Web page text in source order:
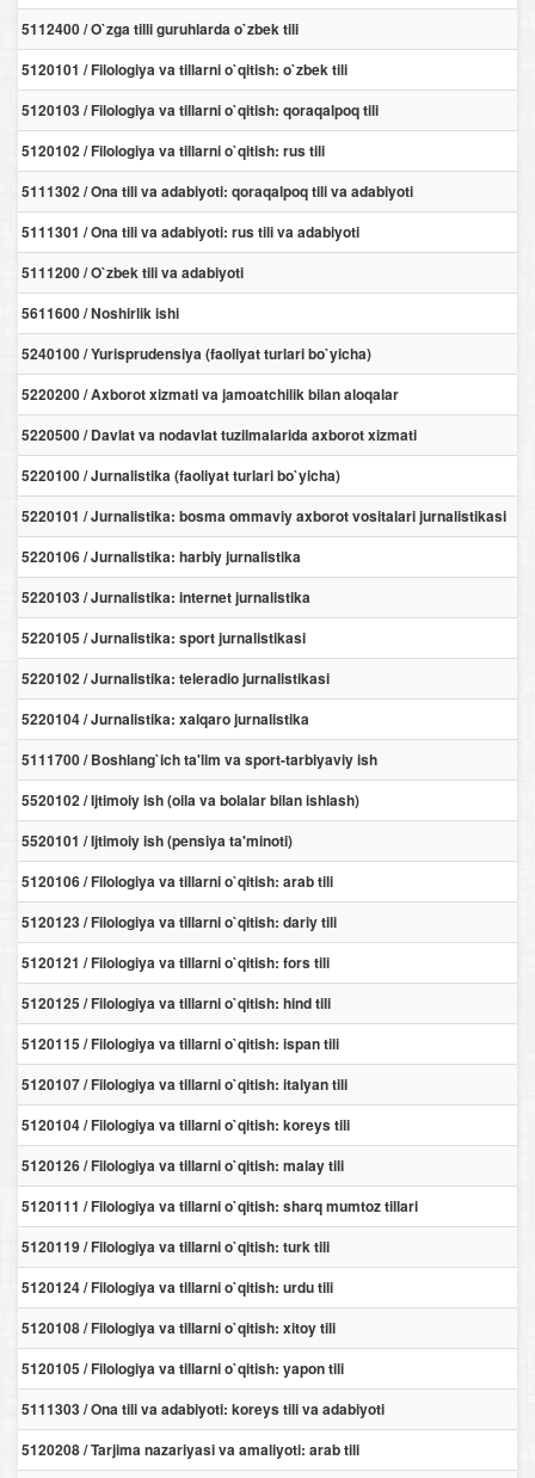
5112400 / O`zga tilli guruhlarda o`zbek tili
5120101 / Filologiya va tillarni o`qitish: o`zbek tili
5120103 / Filologiya va tillarni o`qitish: qoraqalpoq tili
5120102 / Filologiya va tillarni o`qitish: rus tili
5111302 / Ona tili va adabiyoti: qoraqalpoq tili va adabiyoti
5111301 / Ona tili va adabiyoti: rus tili va adabiyoti
5111200 / O`zbek tili va adabiyoti
5611600 / Noshirlik ishi
5240100 / Yurisprudensiya (faoliyat turlari bo`yicha)
5220200 / Axborot xizmati va jamoatchilik bilan aloqalar
5220500 / Davlat va nodavlat tuzilmalarida axborot xizmati
5220100 / Jurnalistika (faoliyat turlari bo`yicha)
5220101 / Jurnalistika: bosma ommaviy axborot vositalari jurnalistikasi
5220106 / Jurnalistika: harbiy jurnalistika
5220103 / Jurnalistika: internet jurnalistika
5220105 / Jurnalistika: sport jurnalistikasi
5220102 / Jurnalistika: teleradio jurnalistikasi
5220104 / Jurnalistika: xalqaro jurnalistika
5111700 / Boshlang`ich ta'lim va sport-tarbiyaviy ish
5520102 / Ijtimoiy ish (oila va bolalar bilan ishlash)
5520101 / Ijtimoiy ish (pensiya ta'minoti)
5120106 / Filologiya va tillarni o`qitish: arab tili
5120123 / Filologiya va tillarni o`qitish: dariy tili
5120121 / Filologiya va tillarni o`qitish: fors tili
5120125 / Filologiya va tillarni o`qitish: hind tili
5120115 / Filologiya va tillarni o`qitish: ispan tili
5120107 / Filologiya va tillarni o`qitish: italyan tili
5120104 / Filologiya va tillarni o`qitish: koreys tili
5120126 / Filologiya va tillarni o`qitish: malay tili
5120111 / Filologiya va tillarni o`qitish: sharq mumtoz tillari
5120119 / Filologiya va tillarni o`qitish: turk tili
5120124 / Filologiya va tillarni o`qitish: urdu tili
5120108 / Filologiya va tillarni o`qitish: xitoy tili
5120105 / Filologiya va tillarni o`qitish: yapon tili
5111303 / Ona tili va adabiyoti: koreys tili va adabiyoti
5120208 / Tarjima nazariyasi va amaliyoti: arab tili